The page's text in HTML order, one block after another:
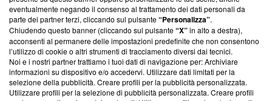
Su di noi
Team editoriale
Corporate
Redazione
Informativa Privacy
eventualmente negando il consenso al trattamento dei dati personali da
parte dei partner terzi, cliccando sul pulsante“Personalizza”.
Chiudendo questo banner (cliccando sul pulsante“X”in alto a destra),
acconsenti al permanere delle impostazioni predefinite che non consentono
l’utilizzo di cookie o altri strumenti di tracciamento diversi dai tecnici.
Noi e i nostri partner trattiamo i tuoi dati di navigazione per: Archiviare
informazioni su dispositivo e/o accedervi. Utilizzare dati limitati per la
selezione della pubblicità. Creare profili per la pubblicità personalizzata.
Utilizzare profili per la selezione di pubblicità personalizzata. Creare profili